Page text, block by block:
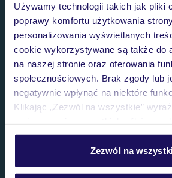
Używamy technologii takich jak pliki
poprawy komfortu użytkowania
personalizowania wyświetlanych
cookie wykorzystywane są także do
na naszej stronie oraz oferowania
społecznościowych. Brak zgody lub
negatywnie wpłynąć na niektóre
Klikając „Zezwól na wszystkie”
personalizować swój wybór
Szczegółowe informacje o plikach
Zezwól na